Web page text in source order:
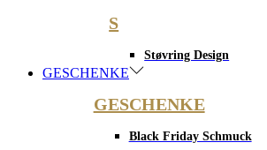
S
Støvring Design
GESCHENKE
GESCHENKE
Black Friday Schmuck